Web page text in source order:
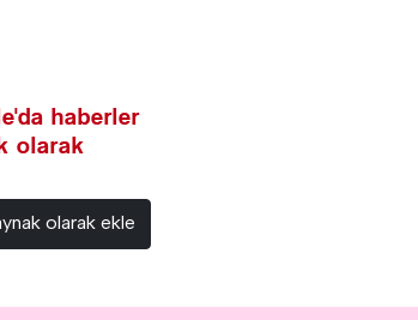
haberler
olarak
olarak ekle